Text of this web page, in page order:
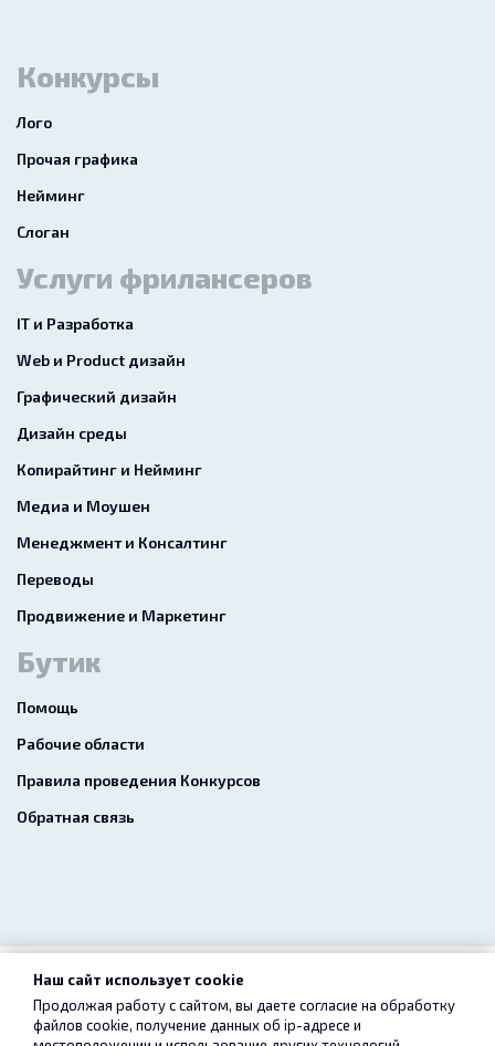
Конкурсы
Лого
Прочая графика
Нейминг
Слоган
Услуги фрилансеров
IT и Разработка
Web и Product дизайн
Графический дизайн
Дизайн среды
Копирайтинг и Нейминг
Медиа и Моушен
Менеджмент и Консалтинг
Переводы
Продвижение и Маркетинг
Бутик
Помощь
Рабочие области
Правила проведения Конкурсов
Обратная связь
2026 freelance.boutique
Пользовательское соглашение Конфиденциальность
Наш сайт использует cookie
Продолжая работу с сайтом, вы даете согласие на обработку
файлов cookie, получение данных об ip-адресе и